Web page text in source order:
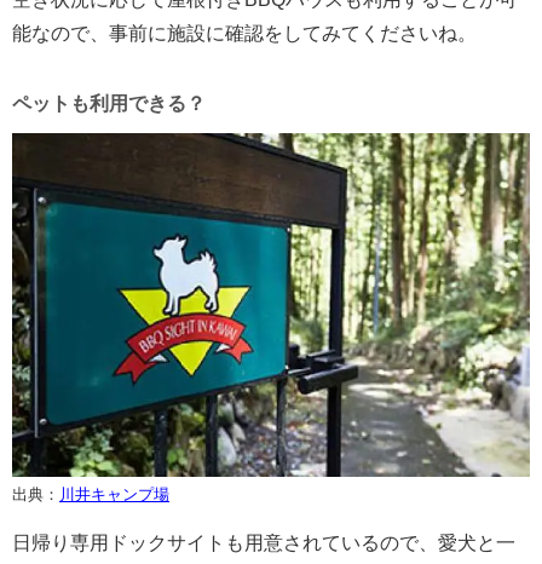
能なので、事前に施設に確認をしてみてくださいね。
ペットも利用できる？
出典： 川井キャンプ場
日帰り専用ドックサイトも用意されているので、愛犬と一